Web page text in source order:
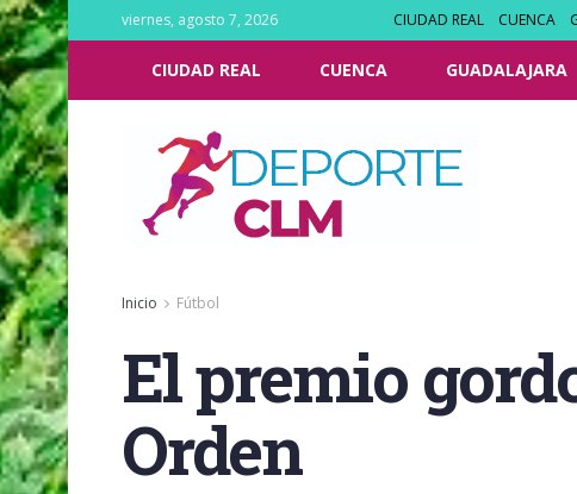
viernes, agosto 7, 2026 CIUDAD REAL CUENCA
CIUDAD REAL CUENCA GUADALAJARA
Inicio Fútbol
El premio
Orden